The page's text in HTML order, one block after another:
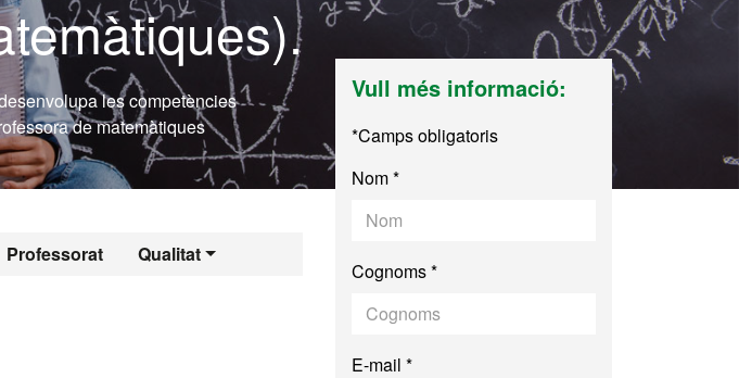
les competències
de matemàtiques
Professorat Qualitat
de Professorat
Vull més informació:
*Camps obligatoris
Nom *
Cognoms *
E-mail *